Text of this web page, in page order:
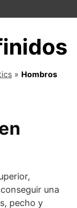
» Hombros
una
pecho y